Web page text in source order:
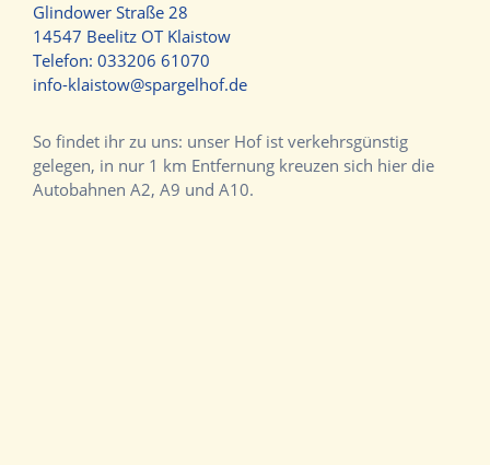
Glindower Straße 28
14547 Beelitz OT Klaistow
Telefon: 033206 61070
info-klaistow@spargelhof.de
So findet ihr zu uns: unser Hof ist verkehrsgünstig
gelegen, in nur 1 km Entfernung kreuzen sich hier die
Autobahnen A2, A9 und A10.